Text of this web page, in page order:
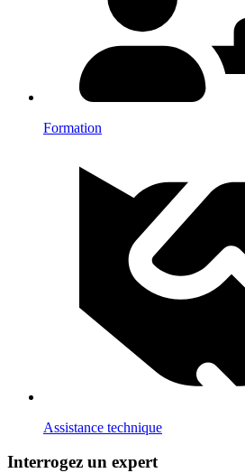
Formation
Assistance technique
Interrogez un expert